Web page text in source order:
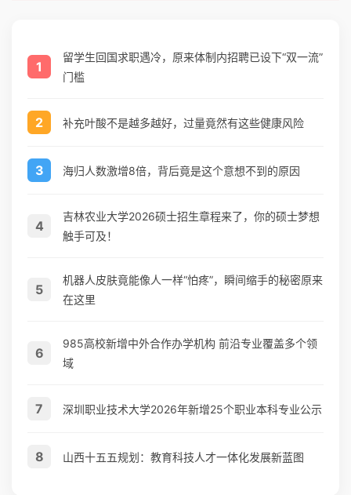
1
留学生回国求职遇冷，原来体制内招聘已设下“双一流”
门槛
2 补充叶酸不是越多越好，过量竟然有这些健康风险
3 海归人数激增8倍，背后竟是这个意想不到的原因
4
吉林农业大学2026硕士招生章程来了，你的硕士梦想
触手可及！
5
机器人皮肤竟能像人一样“怕疼”，瞬间缩手的秘密原来
在这里
6
985高校新增中外合作办学机构 前沿专业覆盖多个领
域
7 深圳职业技术大学2026年新增25个职业本科专业公示
8 山西十五五规划：教育科技人才一体化发展新蓝图